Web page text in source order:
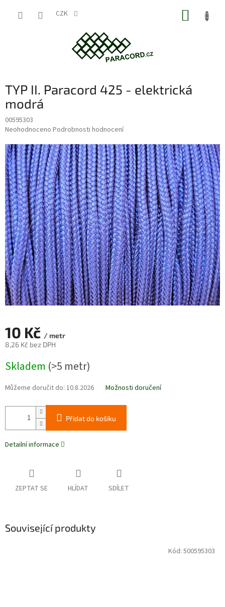
CZK
TYP II. Paracord 425 - elektrická
modrá
00595303
Průměrné
produktu
je
0,0
z
5
hvězdiček.
Neohodnoceno Podrobnosti hodnocení
10 Kč / metr
8,26 Kč bez DPH
cena:
Skladem (>5 metr)
Můžeme doručit do: 10.8.2026 Možnosti doručení
Přidat do košíku
Detailní informace
ZEPTAT SE HLÍDAT SDÍLET
Související produkty
Kód: 500595303